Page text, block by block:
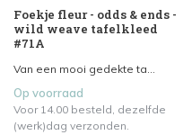
Foekje fleur - odds & ends -
wild weave tafelkleed
#71A
Van een mooi gedekte ta...
Op voorraad
Voor 14.00 besteld, dezelfde
(werk)dag verzonden.